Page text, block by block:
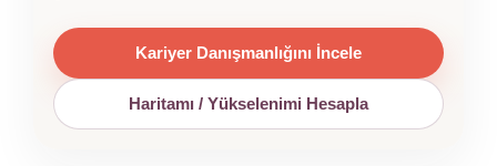
Kariyer Danışmanlığını İncele
Haritamı / Yükselenimi Hesapla